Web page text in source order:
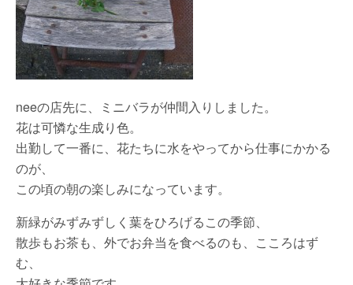
neeの店先に、ミニバラが仲間入りしました。
花は可憐な生成り色。
出勤して一番に、花たちに水をやってから仕事にかかる
のが、
この頃の朝の楽しみになっています。
新緑がみずみずしく葉をひろげるこの季節、
散歩もお茶も、外でお弁当を食べるのも、こころはず
む、